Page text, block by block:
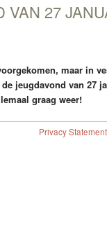
VAN 27
maar in
jeugdavond van 27
graag weer!
Privacy Statement